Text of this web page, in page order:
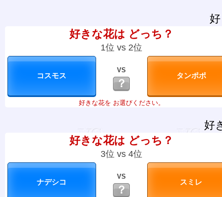
好きな花は どっち？
1位 vs 2位
VS
？
好きな花を お選びください。
好
好きな花は どっち？
3位 vs 4位
VS
？